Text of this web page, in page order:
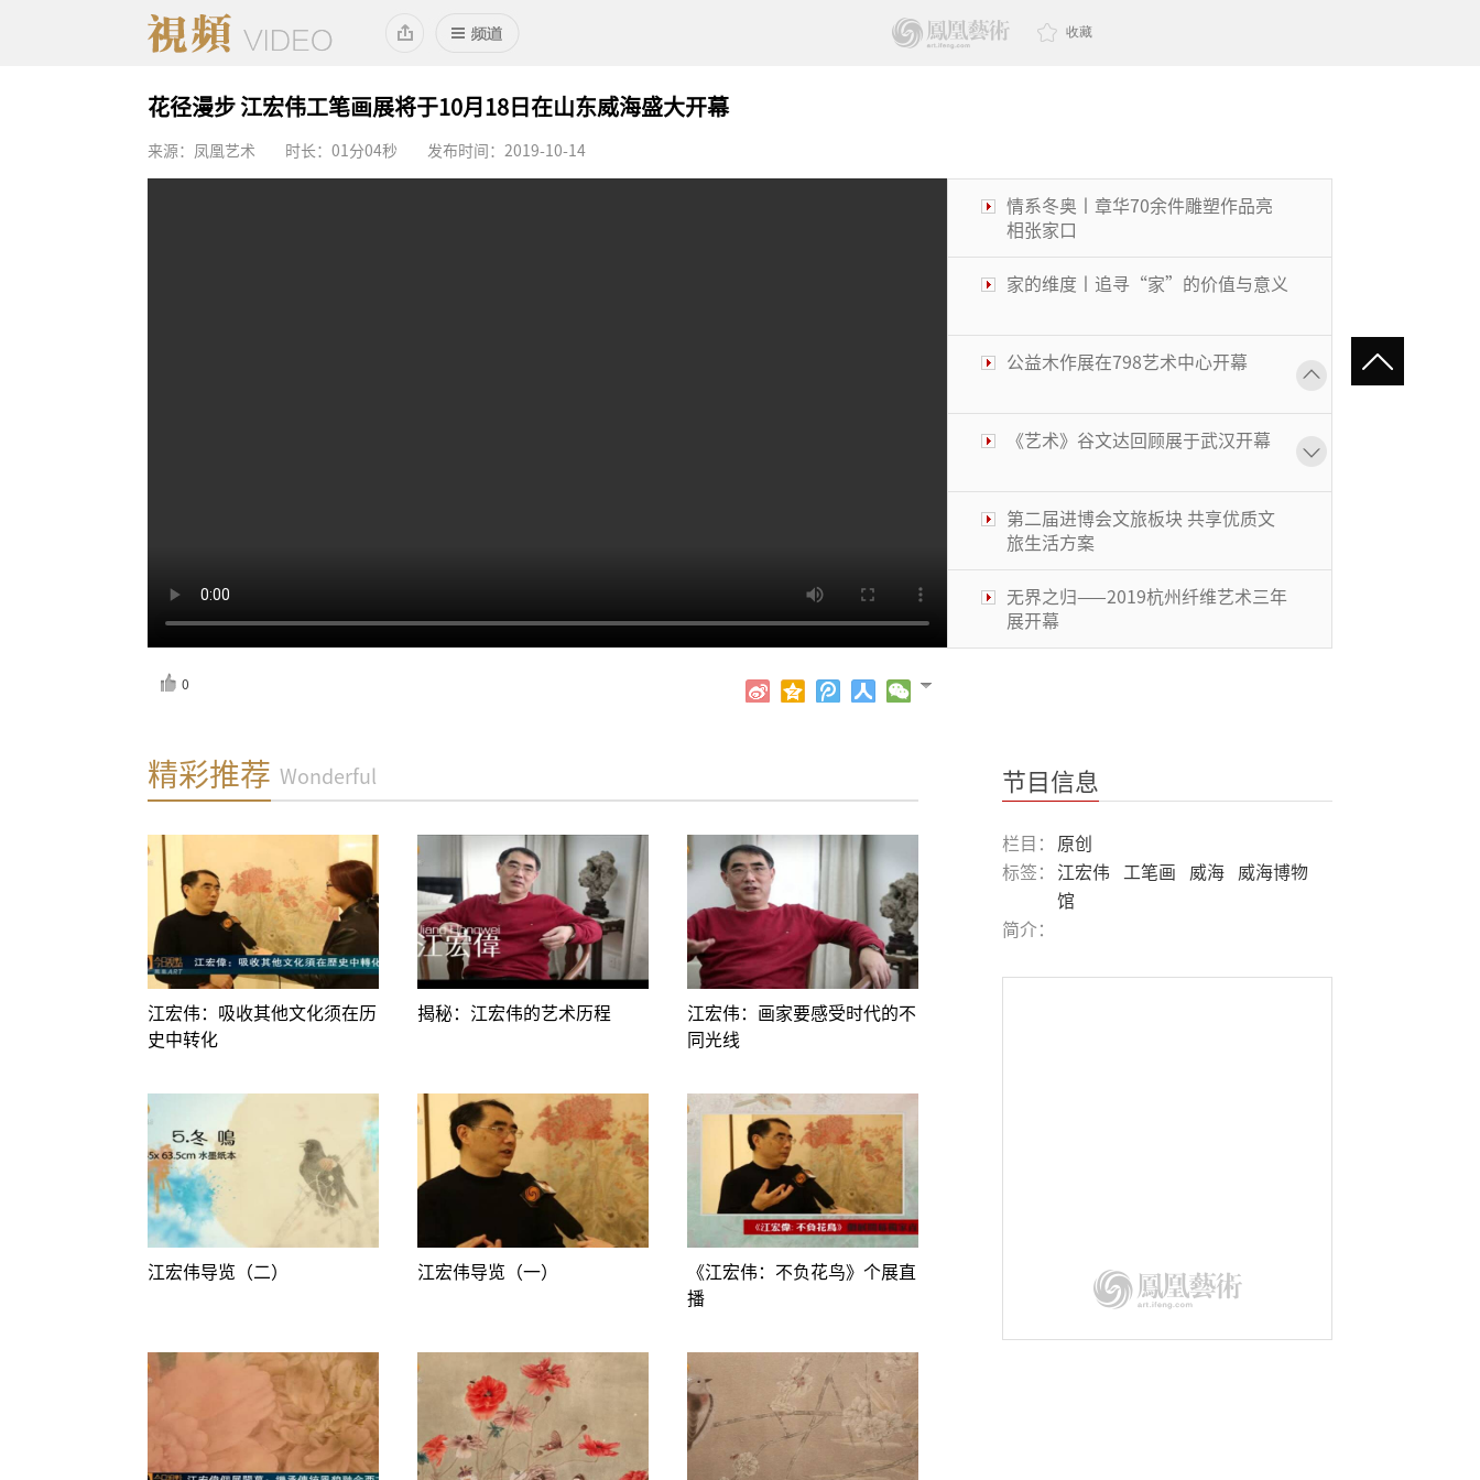
收藏
花径漫步 江宏伟工笔画展将于10月18日在山东威海盛大开幕
来源：凤凰艺术 时长：01分04秒 发布时间：2019-10-14
情系冬奥丨章华70余件雕塑作品亮
相张家口
家的维度丨追寻“家”的价值与意义
公益木作展在798艺术中心开幕
《艺术》谷文达回顾展于武汉开幕
第二届进博会文旅板块 共享优质文
旅生活方案
无界之归——2019杭州纤维艺术三年
展开幕
承
“凌听”现场——艺术与生活沙龙
有盐看展团：中央美院——安尼施卡
普尔
儿童优先|汤明磊：人群大发心 产业
0
精彩推荐 Wonderful
江宏伟：吸收其他文化须在历
史中转化
揭秘：江宏伟的艺术历程
江宏伟：画家要感受时代的不
同光线
江宏伟导览（二） 江宏伟导览（一）
《江宏伟：不负花鸟》个展直
播
节目信息
栏目：
原创
标签：
江宏伟 工笔画 威海
威海博物
馆
简介：